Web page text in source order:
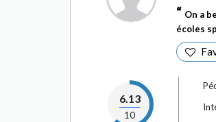
On a
écoles
6.13
10